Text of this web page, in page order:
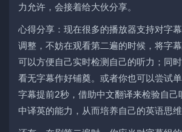
力允许，会接着给大伙分享。
心得分享：现在很多的播放器支持对字
调整，不妨在观看第二遍的时候，将字
可以方便自己实时检测自己的听力；同
看无字幕作好铺奠。或者你也可以尝试
字幕提前2秒，借助中文翻译来检验自己
中译英的能力，从而培养自己的英语思维